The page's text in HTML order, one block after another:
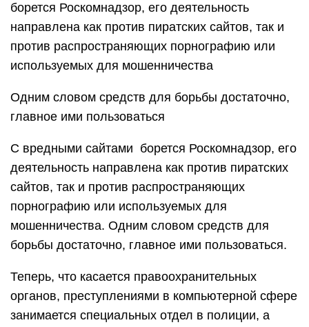
борется Роскомнадзор, его деятельность
направлена как против пиратских сайтов, так и
против распространяющих порнографию или
используемых для мошенничества
Одним словом средств для борьбы достаточно,
главное ими пользоваться
С вредными сайтами борется Роскомнадзор, его
деятельность направлена как против пиратских
сайтов, так и против распространяющих
порнографию или используемых для
мошенничества. Одним словом средств для
борьбы достаточно, главное ими пользоваться.
Теперь, что касается правоохранительных
органов, преступлениями в компьютерной сфере
занимается специальных отдел в полиции, а